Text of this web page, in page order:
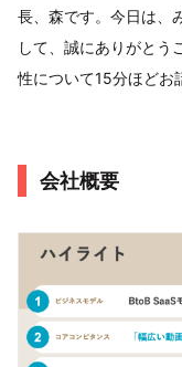
長、森です。今日は、
して、誠にありがとう
性について15分ほどお
会社概要